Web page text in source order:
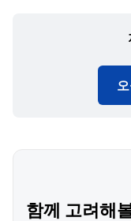
함께 고려해